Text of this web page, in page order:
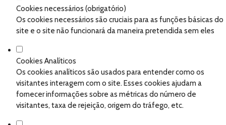
Cookies necessários (obrigatório)
Os cookies necessários são cruciais para as funções básicas do
site e o site não funcionará da maneira pretendida sem eles
Cookies Analíticos
Os cookies analíticos são usados para entender como os
visitantes interagem com o site. Esses cookies ajudam a
fornecer informações sobre as métricas do número de
visitantes, taxa de rejeição, origem do tráfego, etc.